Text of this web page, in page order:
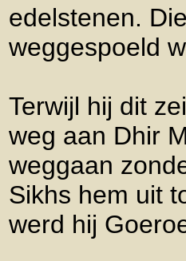
edelstenen.
weggespoeld
Terwijl hij dit
weg aan Dhir
weggaan
Sikhs hem uit
werd hij